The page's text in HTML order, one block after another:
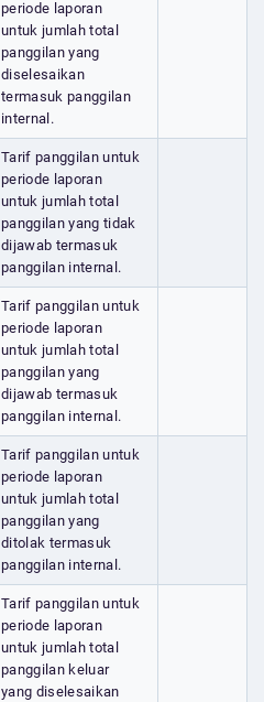
periode laporan
untuk jumlah total
panggilan yang
diselesaikan
termasuk panggilan
internal.
Tarif panggilan untuk
periode laporan
untuk jumlah total
panggilan yang tidak
dijawab termasuk
panggilan internal.
Tarif panggilan untuk
periode laporan
untuk jumlah total
panggilan yang
dijawab termasuk
panggilan internal.
Tarif panggilan untuk
periode laporan
untuk jumlah total
panggilan yang
ditolak termasuk
panggilan internal.
Tarif panggilan untuk
periode laporan
untuk jumlah total
panggilan keluar
yang diselesaikan